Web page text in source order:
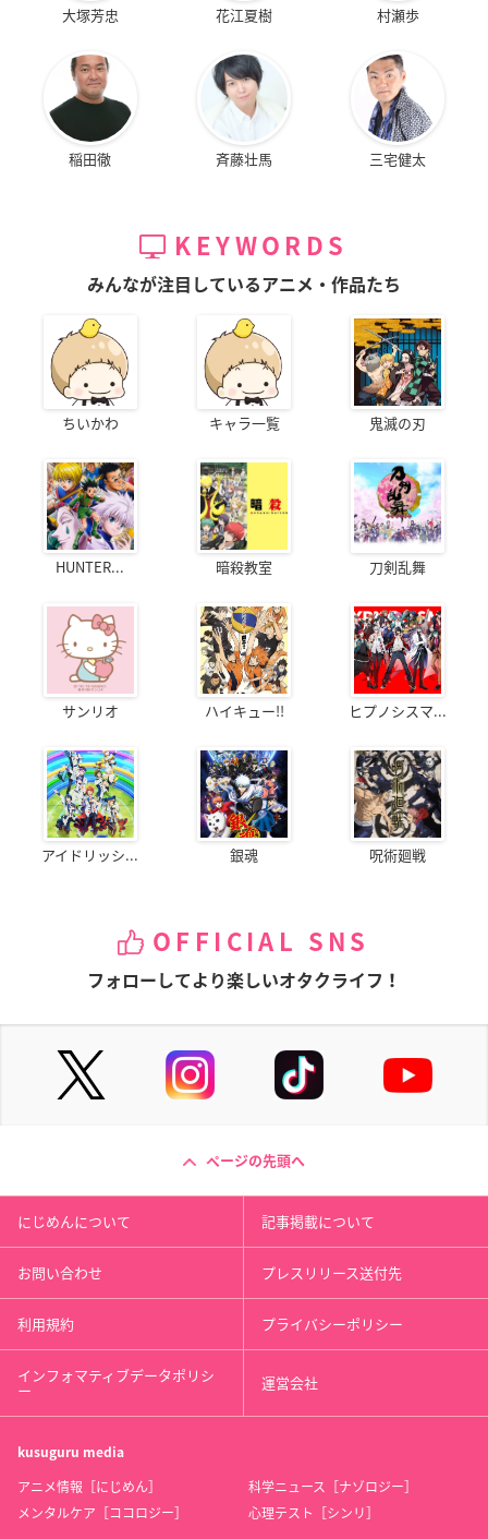
大塚芳忠 花江夏樹 村瀬歩
稲田徹 斉藤壮馬 三宅健太
KEYWORDS
みんなが注目しているアニメ・作品たち
ちいかわ キャラ一覧 鬼滅の刃
HUNTER... 暗殺教室 刀剣乱舞
サンリオ ハイキュー!! ヒプノシスマ...
アイドリッシ... 銀魂 呪術廻戦
OFFICIAL SNS
フォローしてより楽しいオタクライフ！
ページの先頭へ
にじめんについて 記事掲載について
お問い合わせ プレスリリース送付先
利用規約 プライバシーポリシー
インフォマティブデータポリシ
ー 運営会社
kusuguru media
アニメ情報［にじめん］
科学ニュース［ナゾロジー］
メンタルケア［ココロジー］
心理テスト［シンリ］